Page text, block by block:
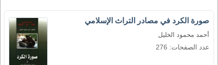
صورة الكرد في مصادر التراث الإسلامي
أحمد محمود الخليل
عدد الصفحات: 276